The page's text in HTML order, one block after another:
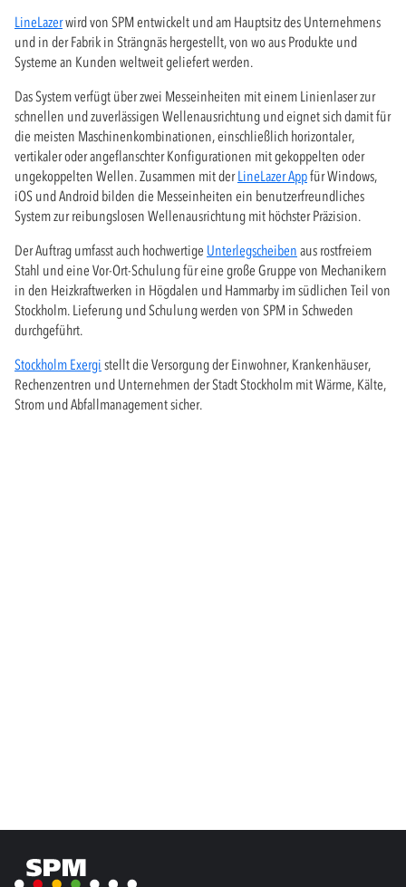
LineLazerwird von SPM entwickelt und am Hauptsitz des Unternehmens
und in der Fabrik in Strängnäs hergestellt, von wo aus Produkte und
Systeme an Kunden weltweit geliefert werden.
Das System verfügt über zwei Messeinheiten mit einem Linienlaser zur
schnellen und zuverlässigen Wellenausrichtung und eignet sich damit für
die meisten Maschinenkombinationen, einschließlich horizontaler,
vertikaler oder angeflanschter Konfigurationen mit gekoppelten oder
ungekoppelten Wellen. Zusammen mit derLineLazer Appfür Windows,
iOS und Android bilden die Messeinheiten ein benutzerfreundliches
System zur reibungslosen Wellenausrichtung mit höchster Präzision.
Der Auftrag umfasst auch hochwertige Unterlegscheiben aus rostfreiem
Stahl und eine Vor-Ort-Schulung für eine große Gruppe von Mechanikern
in den Heizkraftwerken in Högdalen und Hammarby im südlichen Teil von
Stockholm. Lieferung und Schulung werden von SPM in Schweden
durchgeführt.
Stockholm Exergi stellt die Versorgung der Einwohner, Krankenhäuser,
Rechenzentren und Unternehmen der Stadt Stockholm mit Wärme, Kälte,
Strom und Abfallmanagement sicher.